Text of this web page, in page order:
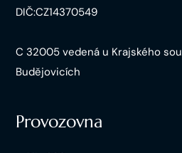
DIČ:CZ14370549
C 32005 vedená u Krajského
Budějovicích
Provozovna